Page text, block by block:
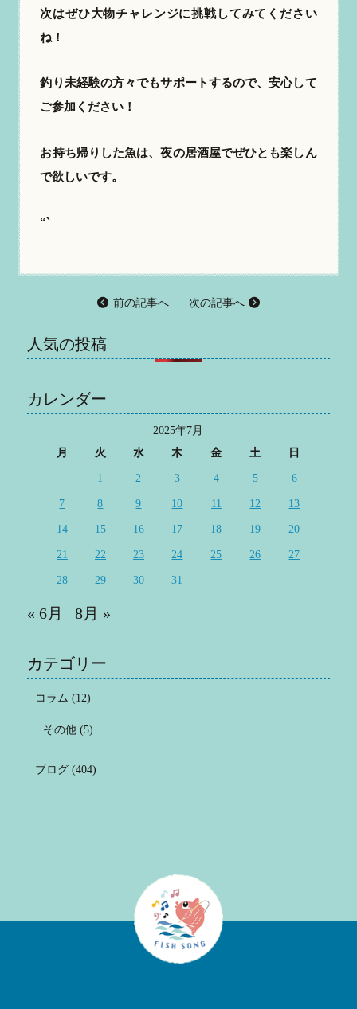
次はぜひ大物チャレンジに挑戦してみてください
ね！
釣り未経験の方々でもサポートするので、安心して
ご参加ください！
お持ち帰りした魚は、夜の居酒屋でぜひとも楽しん
で欲しいです。
“`
前の記事へ 次の記事へ
人気の投稿
カレンダー
2025年7月
月
火 水 木 金 土 日
1 2 3 4 5 6
7 8 9 10 11 12 13
14 15 16 17 18 19 20
21 22 23 24 25 26 27
28 29 30 31
« 6月 8月 »
カテゴリー
コラム (12)
その他(5)
ブログ(404)